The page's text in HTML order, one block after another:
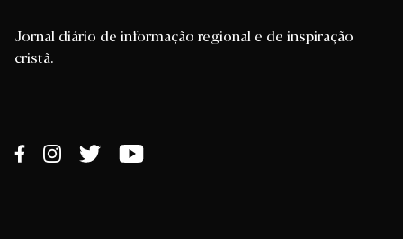
Jornal diário de informação regional e de inspiração
cristã.